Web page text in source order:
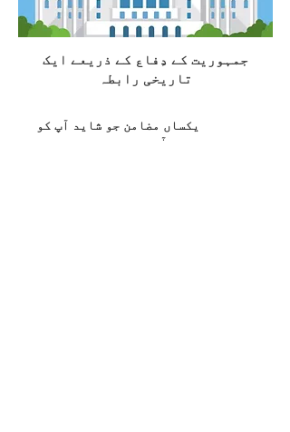
جمہوریت کے دِفاع کے ذریعے ایک
تاریخی رابطہ
یکساں مضامن جو شاید آپ کو
پسند آئیں